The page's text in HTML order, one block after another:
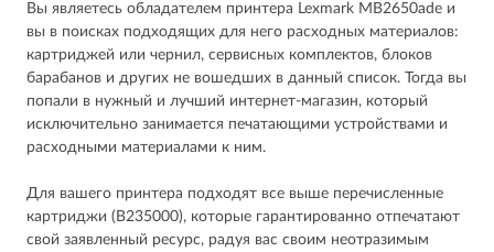
Вы являетесь обладателем принтера Lexmark MB2650ade и
вы в поисках подходящих для него расходных материалов:
картриджей или чернил, сервисных комплектов, блоков
барабанов и других не вошедших в данный список. Тогда вы
попали в нужный и лучший интернет-магазин, который
исключительно занимается печатающими устройствами и
расходными материалами к ним.
Для вашего принтера подходят все выше перечисленные
картриджи (B235000), которые гарантированно отпечатают
свой заявленный ресурс, радуя вас своим неотразимым